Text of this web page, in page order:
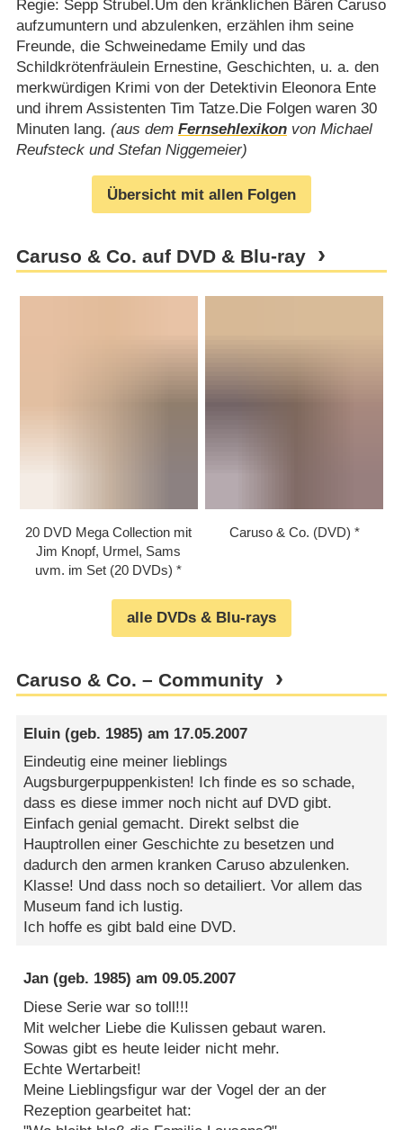
Regie: Sepp Strubel.Um den kränklichen Bären Caruso
aufzumuntern und abzulenken, erzählen ihm seine
Freunde, die Schweinedame Emily und das
Schildkrötenfräulein Ernestine, Geschichten, u. a. den
merkwürdigen Krimi von der Detektivin Eleonora Ente
und ihrem Assistenten Tim Tatze.Die Folgen waren 30
Minuten lang. (aus dem Fernsehlexikonvon Michael
Reufsteck und Stefan Niggemeier)
Übersicht mit allen Folgen
Caruso & Co. auf DVD & Blu-ray
20 DVD Mega Collection mit
Jim Knopf, Urmel, Sams
uvm. im Set (20 DVDs)
Caruso & Co. (DVD)
alle DVDs & Blu-rays
Caruso & Co. – Community
Eluin (geb. 1985) am 17.05.2007
Eindeutig eine meiner lieblings
Augsburgerpuppenkisten! Ich finde es so schade,
dass es diese immer noch nicht auf DVD gibt.
Einfach genial gemacht. Direkt selbst die
Hauptrollen einer Geschichte zu besetzen und
dadurch den armen kranken Caruso abzulenken.
Klasse! Und dass noch so detailiert. Vor allem das
Museum fand ich lustig.
Ich hoffe es gibt bald eine DVD.
Jan (geb. 1985) am09.05.2007
Diese Serie war so toll!!!
Mit welcher Liebe die Kulissen gebaut waren.
Sowas gibt es heute leider nicht mehr.
Echte Wertarbeit!
Meine Lieblingsfigur war der Vogel der an der
Rezeption gearbeitet hat: